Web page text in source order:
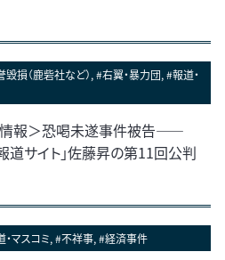
損（鹿砦社など）, #右翼・暴力団, #報道・
情報＞恐喝未遂事件被告――
道サイト」佐藤昇の第11回公判
・マスコミ, #不祥事, #経済事件